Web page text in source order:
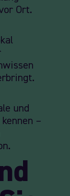
Ort.
und
–